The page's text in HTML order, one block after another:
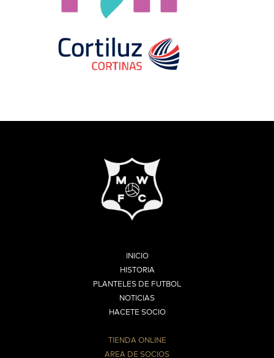
INICIO
HISTORIA
PLANTELES DE FUTBOL
NOTICIAS
HACETE SOCIO
TIENDA ONLINE
AREA DE SOCIOS